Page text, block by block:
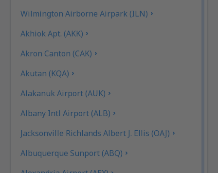
Wilmington Airborne Airpark (ILN)
Akhiok Apt. (AKK)
Akron Canton (CAK)
Akutan (KQA)
Alakanuk Airport (AUK)
Albany Intl Airport (ALB)
Jacksonville Richlands Albert J. Ellis (OAJ)
Albuquerque Sunport (ABQ)